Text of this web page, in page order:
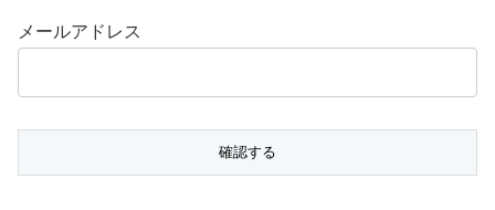
メールアドレス